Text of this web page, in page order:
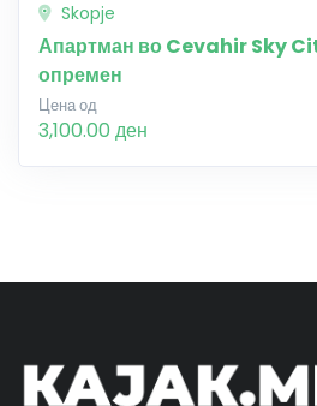
Skopje
Апартман во Cevahir Sky
опремен
Цена од
3,100.00 ден